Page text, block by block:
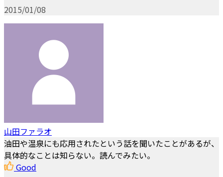
2015/01/08
山田ファラオ
油田や温泉にも応用されたという話を聞いたことがあるが、
具体的なことは知らない。読んでみたい。
Good